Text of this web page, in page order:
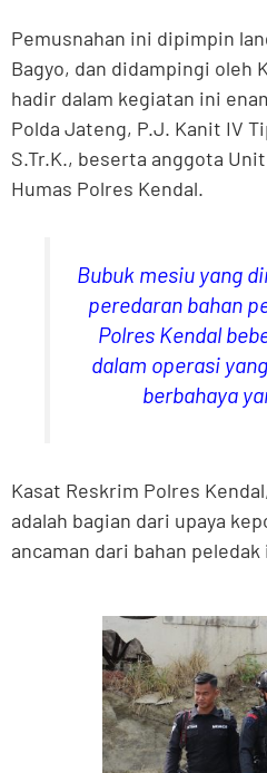
Pemusnahan ini dipimpin
Bagyo, dan didampingi oleh
hadir dalam kegiatan ini
Polda Jateng, P.J. Kanit IV
S.Tr.K., beserta anggota
Humas Polres Kendal.
Bubuk mesiu yang
peredaran bahan
Polres Kendal
dalam operasi
berbahaya
Kasat Reskrim Polres
adalah bagian dari upaya
ancaman dari bahan peledak